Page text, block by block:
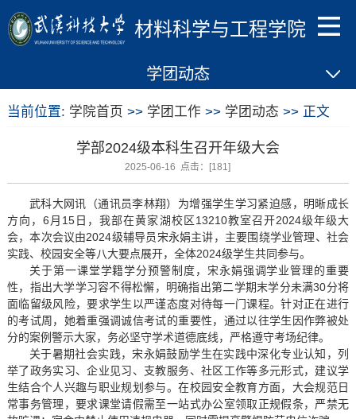
材料科学与工程学院
学团动态
当前位置: 学院首页 >> 学团工作 >> 学团动态 >> 正文
学部2024级本科生召开年级大会
2025-06-16 点击：[181]
武科大网讯（通讯员李林翔）为增强学生学习紧迫感，明晰成长
方向，6月15日，我部在黄家湖校区13210教室召开2024级年级大
会，本次会议由2024级辅导员宋永娟主讲，主要围绕学业管理、社会
实践、校园安全等八大要点展开，全体2024级学生共同参与。
关于第一课堂学籍学分预警制度，宋永娟强调学业管理的重要
性，指出大学学习容不得松懈，明确指出第二学期末学分未满30分将
面临留级风险，要求学生以严谨态度对待每一门课程。针对正在进行
的考试周，她着重强调诚信考试的重要性，通过以往学生因作弊被处
分的案例警示大家，务必坚守学术道德底线，严格遵守考场纪律。
关于暑期社会实践，宋永娟鼓励学生在实践中深化专业认知，列
举了政务实习、企业见习、支教服务、社区工作等多元形式，建议学
生结合个人兴趣与职业规划参与。在校园安全教育方面，大会规范日
常事务管理，要求课堂请假需至一站式办公室领取正规假条，严禁无